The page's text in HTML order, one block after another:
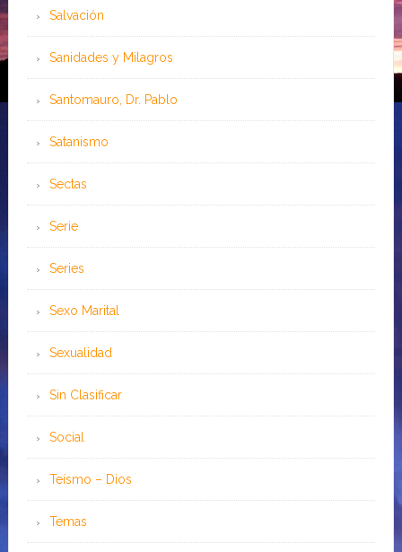
Salvación
Sanidades y Milagros
Santomauro, Dr. Pablo
Satanismo
Sectas
Serie
Series
Sexo Marital
Sexualidad
Sin Clasificar
Social
Teísmo – Dios
Temas